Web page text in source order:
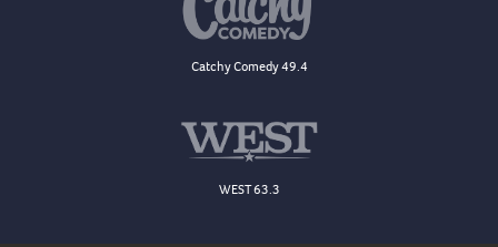
Catchy Comedy 49.4
WEST 63.3